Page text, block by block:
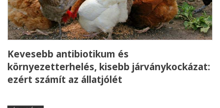
Kevesebb antibiotikum és
környezetterhelés, kisebb járványkockázat:
ezért számít az állatjólét